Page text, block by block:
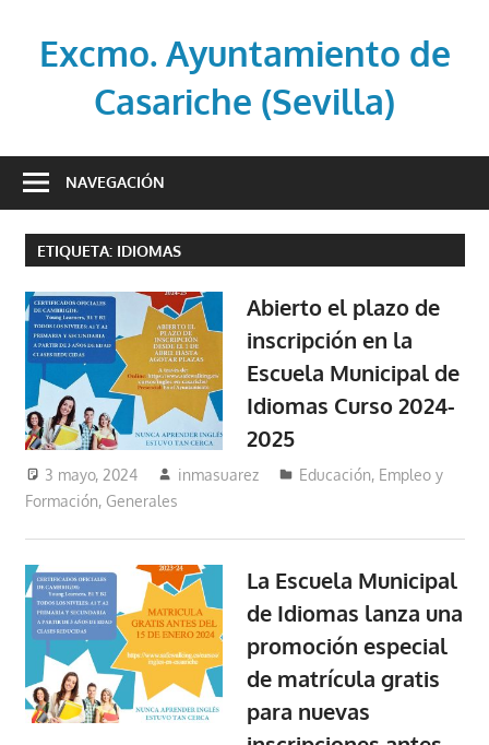
contenidoExcmo. Ayuntamiento de
Casariche (Sevilla)
oficial
Ayuntamiento
de
Casariche
(Sevilla)
NAVEGACIÓN
ETIQUETA: IDIOMAS
Abierto el plazo de
inscripción en la
Escuela Municipal de
Idiomas Curso 2024-
2025
3 mayo, 2024 inmasuarez
Educación, Empleo y
Formación, Generales
La Escuela Municipal
de Idiomas lanza una
promoción especial
de matrícula gratis
para nuevas